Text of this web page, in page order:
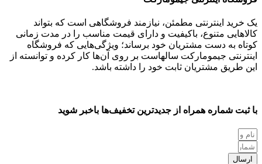
یک خرید اینترنتی مطمئن، نیازمند فروشگاهی است که بتواند
کالاهایی متنوع، باکیفیت و دارای قیمت مناسب را در مدت زمانی
کوتاه به دست مشتریان خود برساند؛ ویژگی‌هایی که فروشگاه
اینترنتی جیمومارکت سالهاست بر روی آن‌ها کار کرده و توانسته از
این طریق مشتریان ثابت خود را داشته باشد.
با ثبت شماره همراه از جدید‌ترین تخفیف‌ها با‌خبر شوید
ارسال